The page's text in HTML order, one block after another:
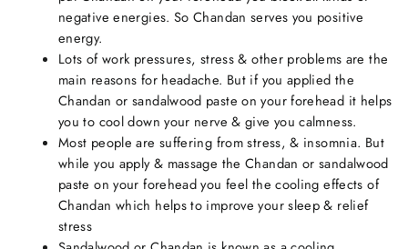
negative energies. So Chandan serves you positive
energy.
Lots of work pressures, stress & other problems are the
main reasons for headache. But if you applied the
Chandan or sandalwood paste on your forehead it helps
you to cool down your nerve & give you calmness.
Most people are suffering from stress, & insomnia. But
while you apply & massage the Chandan or sandalwood
paste on your forehead you feel the cooling effects of
Chandan which helps to improve your sleep & relief
stress